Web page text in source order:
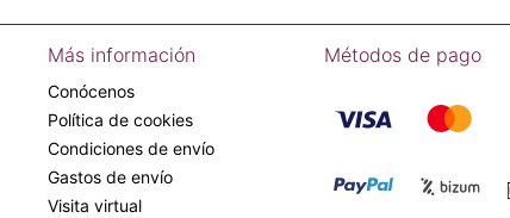
Más información
Conócenos
Política de cookies
Condiciones de envío
Gastos de envío
Visita virtual
Métodos de pago